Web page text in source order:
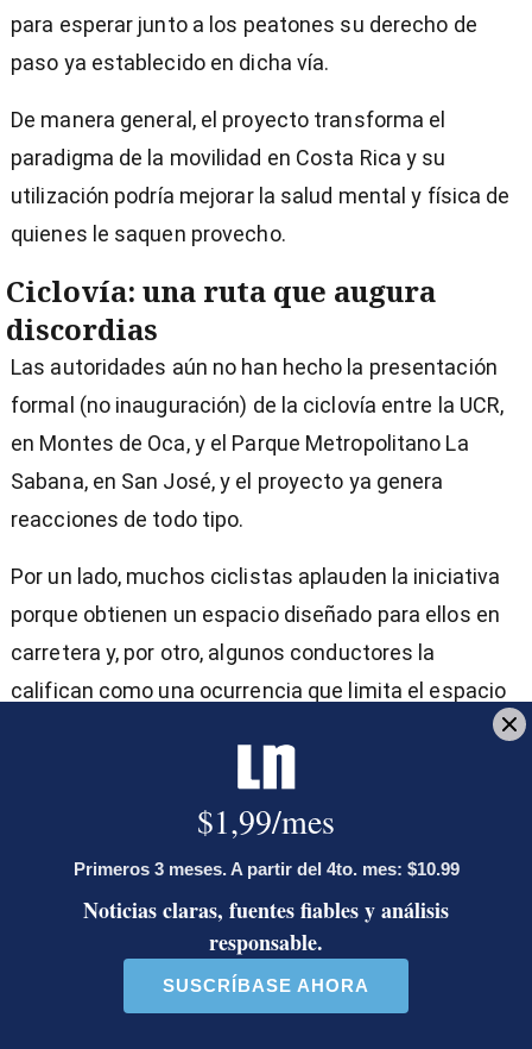
para esperar junto a los peatones su derecho de
paso ya establecido en dicha vía.
De manera general, el proyecto transforma el
paradigma de la movilidad en Costa Rica y su
utilización podría mejorar la salud mental y física de
quienes le saquen provecho.
Ciclovía: una ruta que augura
discordias
Las autoridades aún no han hecho la presentación
formal (no inauguración) de la ciclovía entre la UCR,
en Montes de Oca, y el Parque Metropolitano La
Sabana, en San José, y el proyecto ya genera
reacciones de todo tipo.
Por un lado, muchos ciclistas aplauden la iniciativa
porque obtienen un espacio diseñado para ellos en
carretera y, por otro, algunos conductores la
califican como una ocurrencia que limita el espacio
Por ahora, solo existe demarcación entre la UCR y
barrio Dent, pero la próxima semana (empezando el
lunes 20 de marzo) iniciarían los trabajos para
avanzar el tramo entre ese barrio y la Sabana.